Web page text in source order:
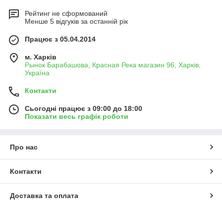
Рейтинг не сформований
Менше 5 відгуків за останній рік
Працює з 05.04.2014
м. Харків
Рынок Барабашова, Красная Река магазин 96, Харків,
Україна
Контакти
Сьогодні працює з 09:00 до 18:00
Показати весь графік роботи
Про нас
Контакти
Доставка та оплата